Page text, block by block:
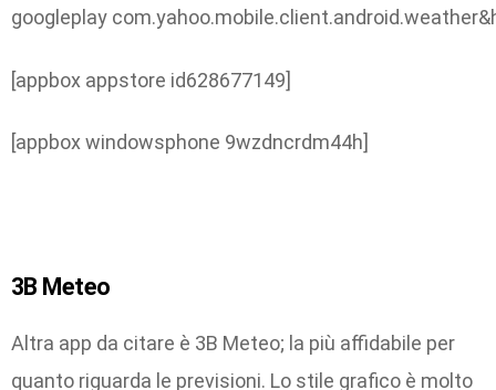
googleplay
[appbox appstore id628677149]
[appbox windowsphone 9wzdncrdm44h]
3B Meteo
Altra app da citare è 3B Meteo; la più affidabile per
quanto riguarda le previsioni. Lo stile grafico è molto